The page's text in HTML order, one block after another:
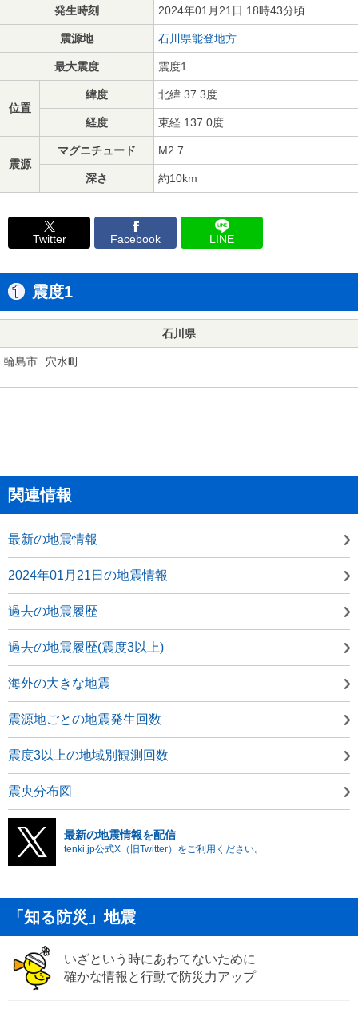
発生時刻 2024年01月21日 18時43分頃
震源地 石川県能登地方
最大震度 震度1
位置
緯度 北緯 37.3度
経度 東経 137.0度
震源
マグニチュード M2.7
深さ 約10km
Twitter Facebook LINE
震度1
石川県
輪島市 穴水町
関連情報
最新の地震情報
2024年01月21日の地震情報
過去の地震履歴
過去の地震履歴(震度3以上)
海外の大きな地震
震源地ごとの地震発生回数
震度3以上の地域別観測回数
震央分布図
最新の地震情報を配信
tenki.jp公式X（旧Twitter）をご利用ください。
「知る防災」地震
いざという時にあわてないために
確かな情報と行動で防災力アップ